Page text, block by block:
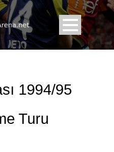
1994/95
Turu